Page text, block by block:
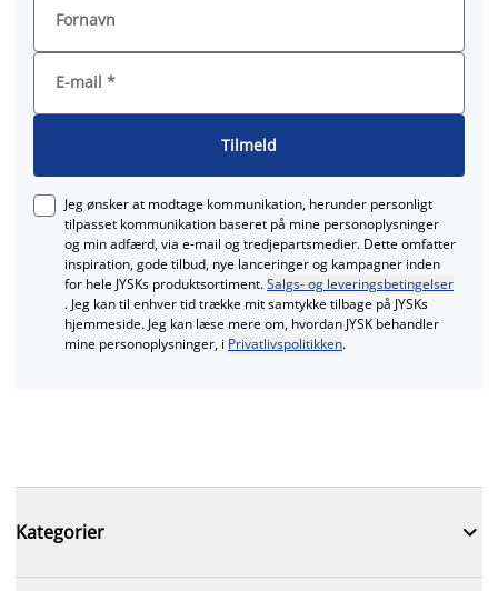
Fornavn
E-mail *
Tilmeld
Jeg ønsker at modtage kommunikation, herunder personligt
tilpasset kommunikation baseret på mine personoplysninger
og min adfærd, via e‑mail og tredjepartsmedier. Dette omfatter
inspiration, gode tilbud, nye lanceringer og kampagner inden
for hele JYSKs produktsortiment.Salgs- og leveringsbetingelser
. Jeg kan til enhver tid trække mit samtykke tilbage på JYSKs
hjemmeside. Jeg kan læse mere om, hvordan JYSK behandler
mine personoplysninger, i Privatlivspolitikken.
Kategorier 